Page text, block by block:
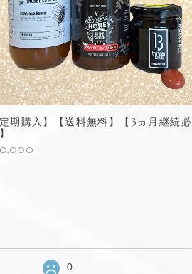
定期購入】【送料無料】【3ヵ月継続必
0